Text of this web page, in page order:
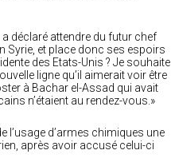
déclaré attendre du futur chef
Syrie, et place donc ses espoirs
des Etats-Unis ? Je souhaite
ligne qu’il aimerait voir être
à Bachar el-Assad qui avait
n’étaient au rendez-vous.»
l’usage d’armes chimiques une
après avoir accusé celui-ci